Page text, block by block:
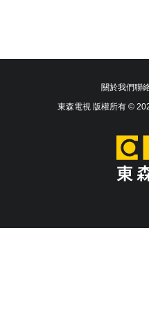
關於我們聯
東森電視 版權所有 ©